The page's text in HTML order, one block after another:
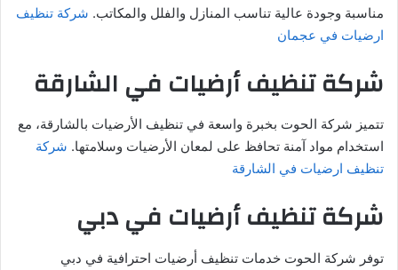
مناسبة وجودة عالية تناسب المنازل والفلل والمكاتب. شركة تنظيف
ارضيات في عجمان
شركة تنظيف أرضيات في الشارقة
تتميز شركة الحوت بخبرة واسعة في تنظيف الأرضيات بالشارقة، مع
استخدام مواد آمنة تحافظ على لمعان الأرضيات وسلامتها. شركة
تنظيف ارضيات في الشارقة
شركة تنظيف أرضيات في دبي
توفر شركة الحوت خدمات تنظيف أرضيات احترافية في دبي